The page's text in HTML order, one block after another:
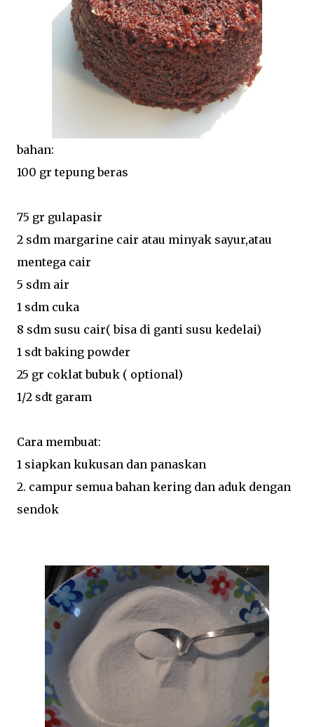
bahan:
100 gr tepung beras
75 gr gulapasir
2 sdm margarine cair atau minyak sayur,atau
mentega cair
5 sdm air
1 sdm cuka
8 sdm susu cair( bisa di ganti susu kedelai)
1 sdt baking powder
25 gr coklat bubuk ( optional)
1/2 sdt garam
Cara membuat:
1 siapkan kukusan dan panaskan
2. campur semua bahan kering dan aduk dengan
sendok